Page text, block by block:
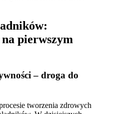
pierwszym
– droga do
tworzenia zdrowych